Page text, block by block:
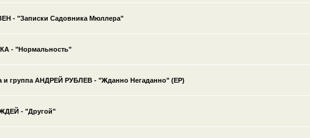
- "Записки Садовника Мюллера"
- "Нормальность"
и группа АНДРЕЙ РУБЛЕВ - "Жданно Негаданно" (EP)
- "Другой"